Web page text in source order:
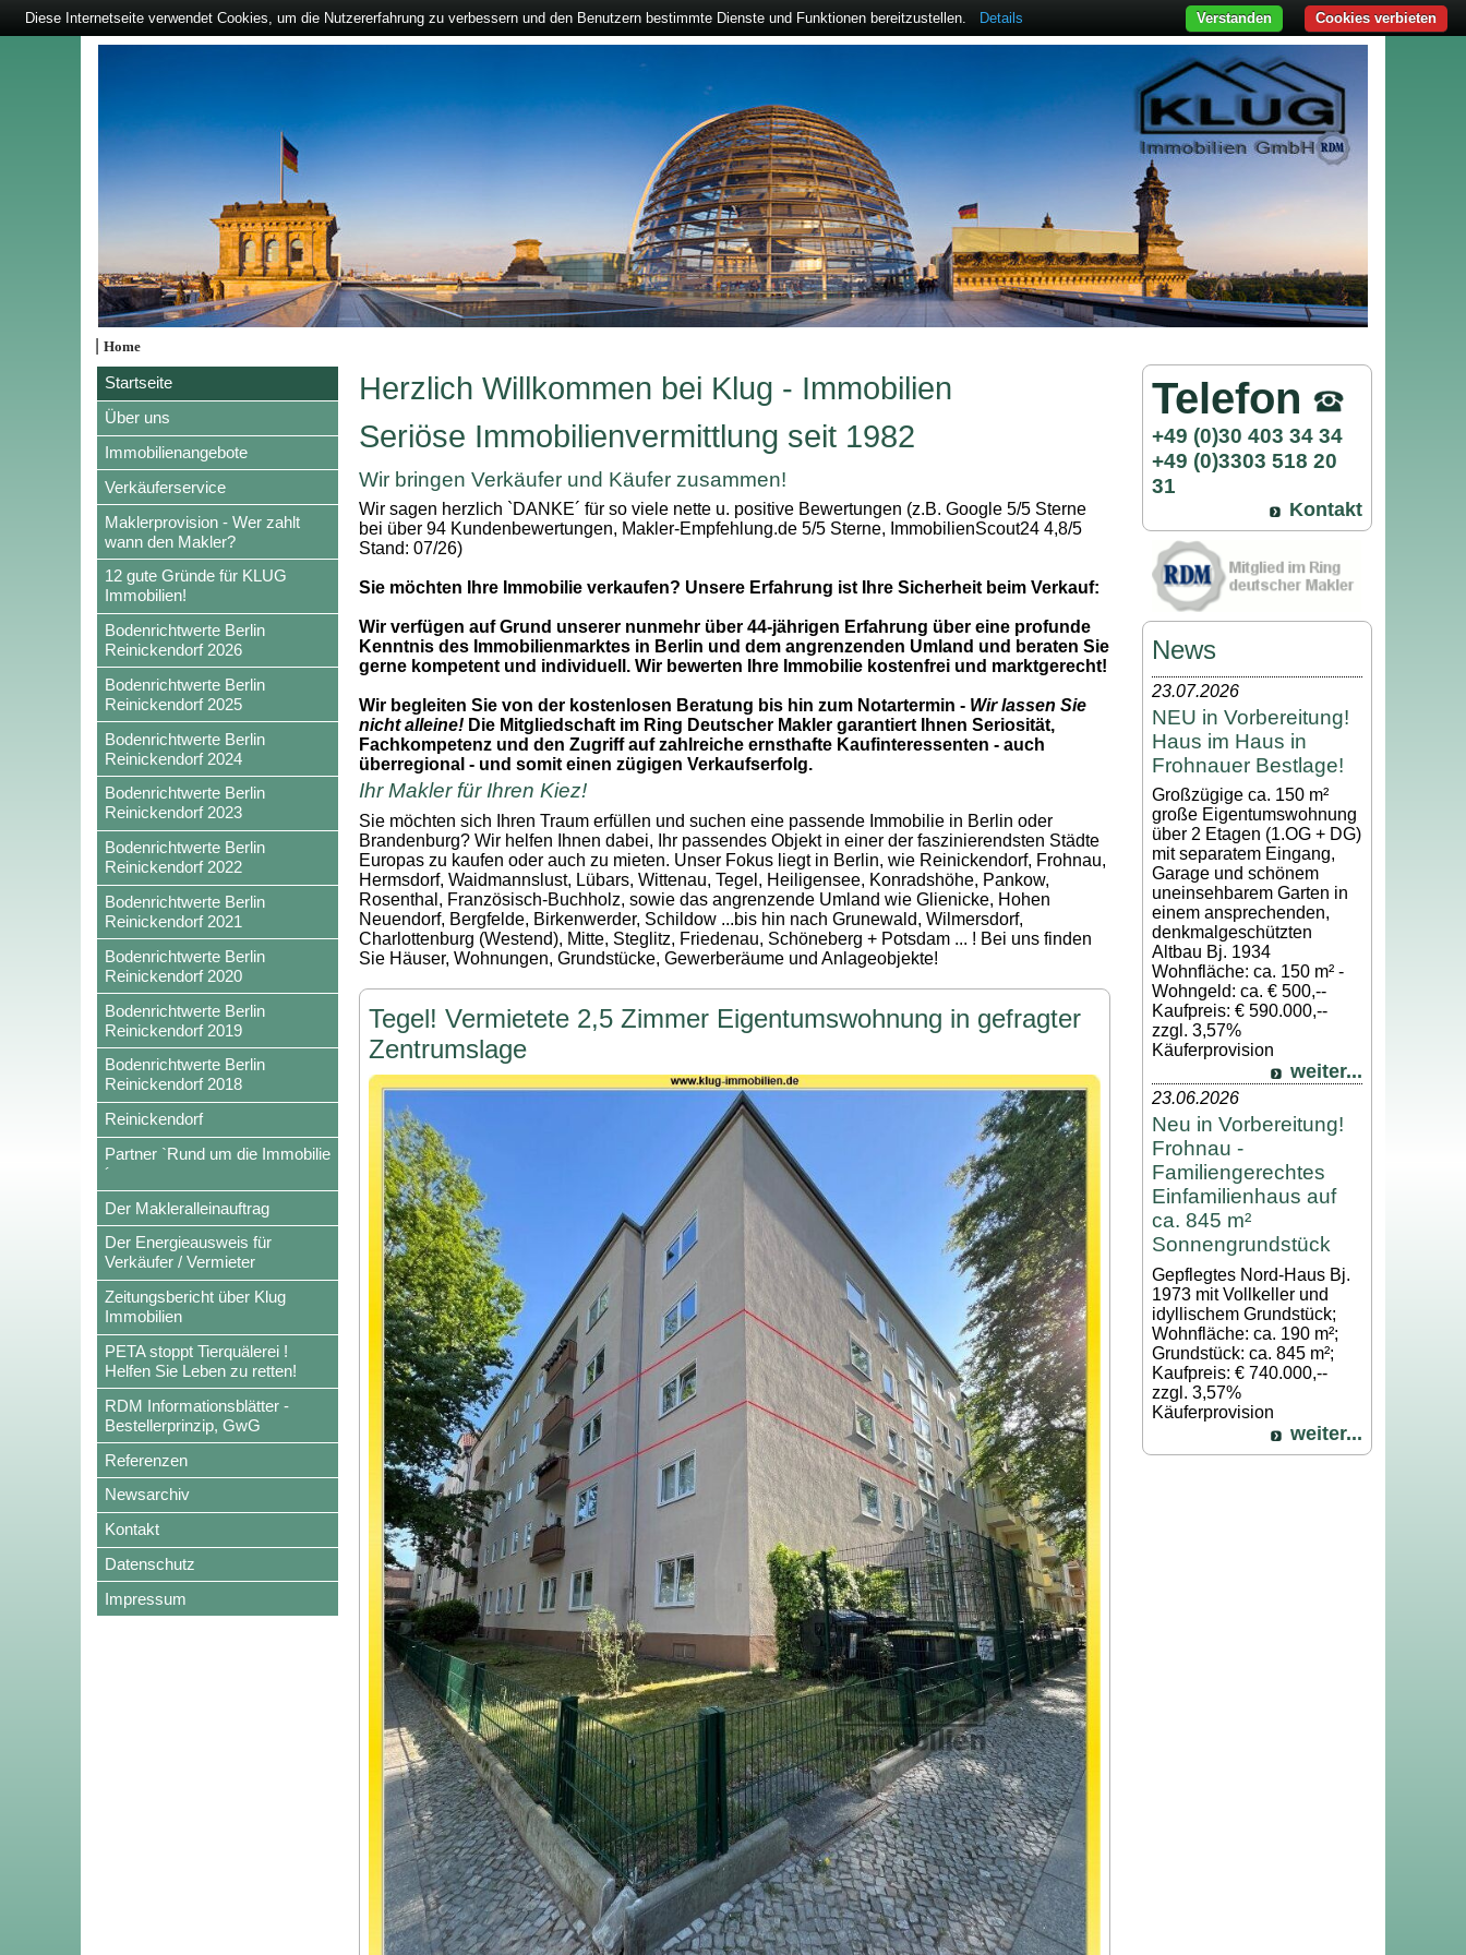
|Home
Startseite
Über uns
Immobilienangebote
Verkäuferservice
Maklerprovision - Wer zahlt
wann den Makler?
12 gute Gründe für KLUG
Immobilien!
Bodenrichtwerte Berlin
Reinickendorf 2026
Bodenrichtwerte Berlin
Reinickendorf 2025
Bodenrichtwerte Berlin
Reinickendorf 2024
Bodenrichtwerte Berlin
Reinickendorf 2023
Bodenrichtwerte Berlin
Reinickendorf 2022
Bodenrichtwerte Berlin
Reinickendorf 2021
Bodenrichtwerte Berlin
Reinickendorf 2020
Bodenrichtwerte Berlin
Reinickendorf 2019
Bodenrichtwerte Berlin
Reinickendorf 2018
Reinickendorf
Partner `Rund um die Immobilie
´
Der Makleralleinauftrag
Der Energieausweis für
Verkäufer / Vermieter
Zeitungsbericht über Klug
Immobilien
PETA stoppt Tierquälerei !
Helfen Sie Leben zu retten!
RDM Informationsblätter -
Bestellerprinzip, GwG
Referenzen
Newsarchiv
Kontakt
Datenschutz
Impressum
Herzlich Willkommen bei Klug - Immobilien
Seriöse Immobilienvermittlung seit 1982
Wir bringen Verkäufer und Käufer zusammen!
Wir sagen herzlich `DANKE´ für so viele nette u. positive Bewertungen (z.B. Google 5/5 Sterne
bei über 94 Kundenbewertungen, Makler-Empfehlung.de 5/5 Sterne, ImmobilienScout24 4,8/5
Stand: 07/26)
Sie möchten Ihre Immobilie verkaufen? Unsere Erfahrung ist Ihre Sicherheit beim Verkauf:
Wir verfügen auf Grund unserer nunmehr über 44-jährigen Erfahrung über eine profunde
Kenntnis des Immobilienmarktes in Berlin und dem angrenzenden Umland und beraten Sie
gerne kompetent und individuell. Wir bewerten Ihre Immobilie kostenfrei und marktgerecht!
Wir begleiten Sie von der kostenlosen Beratung bis hin zum Notartermin -Wir lassen Sie
nicht alleine!Die Mitgliedschaft im Ring Deutscher Makler garantiert Ihnen Seriosität,
Fachkompetenz und den Zugriff auf zahlreiche ernsthafte Kaufinteressenten - auch
überregional - und somit einen zügigen Verkaufserfolg.
Ihr Makler für Ihren Kiez!
Sie möchten sich Ihren Traum erfüllen und suchen eine passende Immobilie in Berlin oder
Brandenburg? Wir helfen Ihnen dabei, Ihr passendes Objekt in einer der faszinierendsten Städte
Europas zu kaufen oder auch zu mieten. Unser Fokus liegt in Berlin, wie Reinickendorf, Frohnau,
Hermsdorf, Waidmannslust, Lübars, Wittenau, Tegel, Heiligensee, Konradshöhe, Pankow,
Rosenthal, Französisch-Buchholz, sowie das angrenzende Umland wie Glienicke, Hohen
Neuendorf, Bergfelde, Birkenwerder, Schildow ...bis hin nach Grunewald, Wilmersdorf,
Charlottenburg (Westend), Mitte, Steglitz, Friedenau, Schöneberg + Potsdam ... ! Bei uns finden
Sie Häuser, Wohnungen, Grundstücke, Gewerberäume und Anlageobjekte!
Tegel! Vermietete 2,5 Zimmer Eigentumswohnung in gefragter
Zentrumslage
Telefon
+49 (0)30 403 34 34
+49 (0)3303 518 20
31
Kontakt
News
23.07.2026
NEU in Vorbereitung!
Haus im Haus in
Frohnauer Bestlage!
Großzügige ca. 150 m²
große Eigentumswohnung
über 2 Etagen (1.OG + DG)
mit separatem Eingang,
Garage und schönem
uneinsehbarem Garten in
einem ansprechenden,
denkmalgeschützten
Altbau Bj. 1934
Wohnfläche: ca. 150 m² -
Wohngeld: ca. € 500,--
Kaufpreis: € 590.000,--
zzgl. 3,57%
Käuferprovision
weiter...
23.06.2026
Neu in Vorbereitung!
Frohnau -
Familiengerechtes
Einfamilienhaus auf
ca. 845 m²
Sonnengrundstück
Gepflegtes Nord-Haus Bj.
1973 mit Vollkeller und
idyllischem Grundstück;
Wohnfläche: ca. 190 m²;
Grundstück: ca. 845 m²;
Kaufpreis: € 740.000,--
zzgl. 3,57%
Käuferprovision
weiter...
Diese Internetseite verwendet Cookies, um die Nutzererfahrung zu verbessern und den Benutzern bestimmte Dienste und Funktionen bereitzustellen. Details Cookies verbieten
Verstanden